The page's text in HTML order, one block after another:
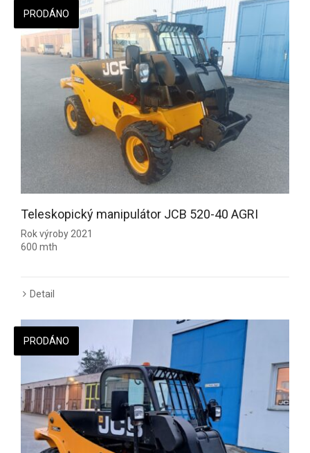
PRODÁNO
Teleskopický manipulátor JCB 520-40 AGRI
Rok výroby 2021
600 mth
Detail
PRODÁNO